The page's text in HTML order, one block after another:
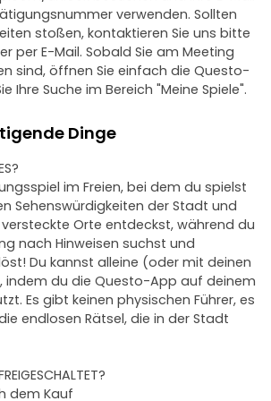
verwenden. Sollten
stoßen, kontaktieren Sie uns bitte
per E-Mail. Sobald Sie am Meeting
sind, öffnen Sie einfach die Questo-
Ihre Suche im Bereich "Meine Spiele".
Dinge
im Freien, bei dem du spielst
Sehenswürdigkeiten der Stadt und
Orte entdeckst, während du
nach Hinweisen suchst und
Du kannst alleine (oder mit deinen
indem du die Questo-App auf deinem
Es gibt keinen physischen Führer, es
endlosen Rätsel, die in der Stadt
dem Kauf